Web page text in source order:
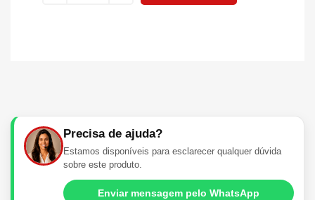
Precisa de ajuda?
Estamos disponíveis para esclarecer qualquer dúvida
sobre este produto.
Enviar mensagem pelo WhatsApp